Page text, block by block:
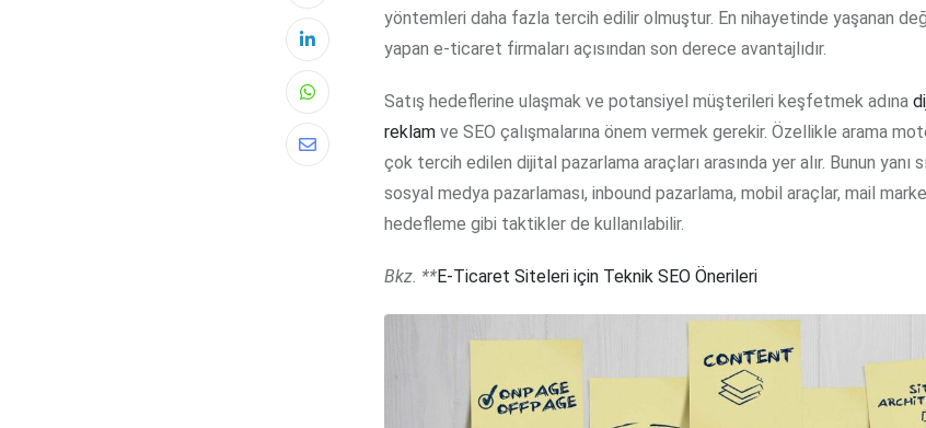
Whatsapp
Share
yöntemleri daha fazla tercih edilir olmuştur. En nihayetinde yaşanan
yapan e-ticaret firmaları açısından son derece avantajlıdır.
Satış hedeflerine ulaşmak ve potansiyel müşterileri keşfetmek adına
reklam ve SEO çalışmalarına önem vermek gerekir. Özellikle arama
çok tercih edilen dijital pazarlama araçları arasında yer alır. Bunun yanı
sosyal medya pazarlaması, inbound pazarlama, mobil araçlar, mail
hedefleme gibi taktikler de kullanılabilir.
Bkz. **E-Ticaret Siteleri için Teknik SEO Önerileri